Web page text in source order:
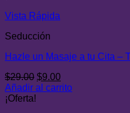
$29.00.
Vista Rápida
Seducción
Hazle un Masaje a tu Cita –
$29.00 El
precio
$9.00El
precio
Añadir al carrito
¡Oferta!